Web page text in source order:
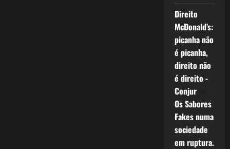
Direito
McDonald’s:
picanha não
é picanha,
direito não
é direito -
Conjurem
Os Sabores
Fakes numa
sociedade
em ruptura.